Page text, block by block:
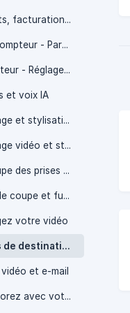
Forfaits, facturation et abonnement
Téléprompteur - Paramètres, trucs et astuces
Prompteur - Réglages, astuces et conseils
et voix IA
Montage et stylisation vidéo
Montage vidéo et stylisation
Découpe des prises et fusion des clips
Clips de coupe et fusion
votre vidéo
Pages de destination vidéo
vidéo et e-mail
Collaborez avec votre équipe ou vos invités